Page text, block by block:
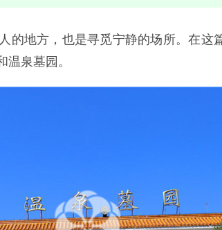
的地方，也是寻觅宁静的场所。在这
泉墓园。